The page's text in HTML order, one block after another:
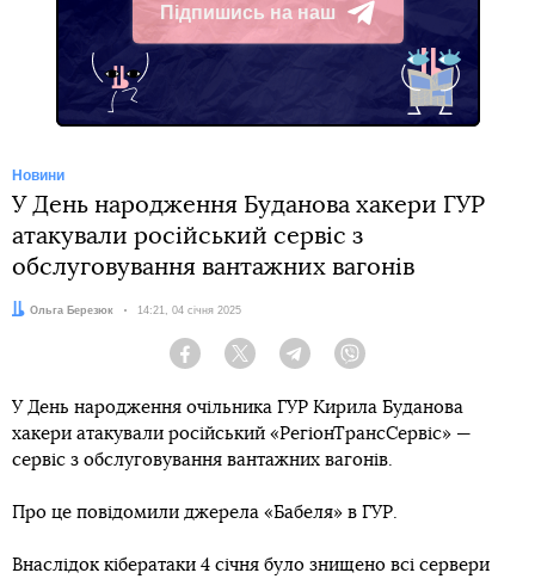
Підпишись на наш
Telegram
Новини
У День народження Буданова хакери ГУР
атакували російський сервіс з
обслуговування вантажних вагонів
Автор:
Ольга Березюк Дата:
14:21, 04 січня 2025
Facebook Twitter Telegram
У День народження очільника ГУР Кирила Буданова
хакери атакували російський «РегіонТрансСервіс» —
сервіс з обслуговування вантажних вагонів.
Про це повідомили джерела «Бабеля» в ГУР.
Внаслідок кібератаки 4 січня було знищено всі сервери